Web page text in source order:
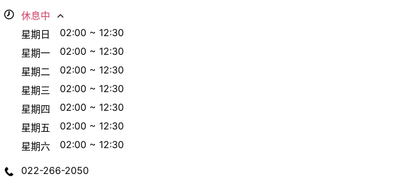
休息中
星期日
02:00 ~ 12:30
星期一
02:00 ~ 12:30
星期二
02:00 ~ 12:30
星期三
02:00 ~ 12:30
星期四
02:00 ~ 12:30
星期五
02:00 ~ 12:30
星期六
02:00 ~ 12:30
022-266-2050